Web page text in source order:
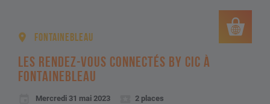
FONTAINEBLEAU
LES RENDEZ-VOUS CONNECTÉS BY CIC À
FONTAINEBLEAU
Mercredi 31 mai 2023 2 places